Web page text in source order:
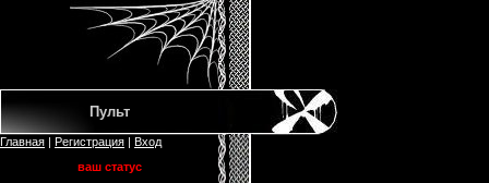
Пульт
Главная | Регистрация | Вход
ваш статус